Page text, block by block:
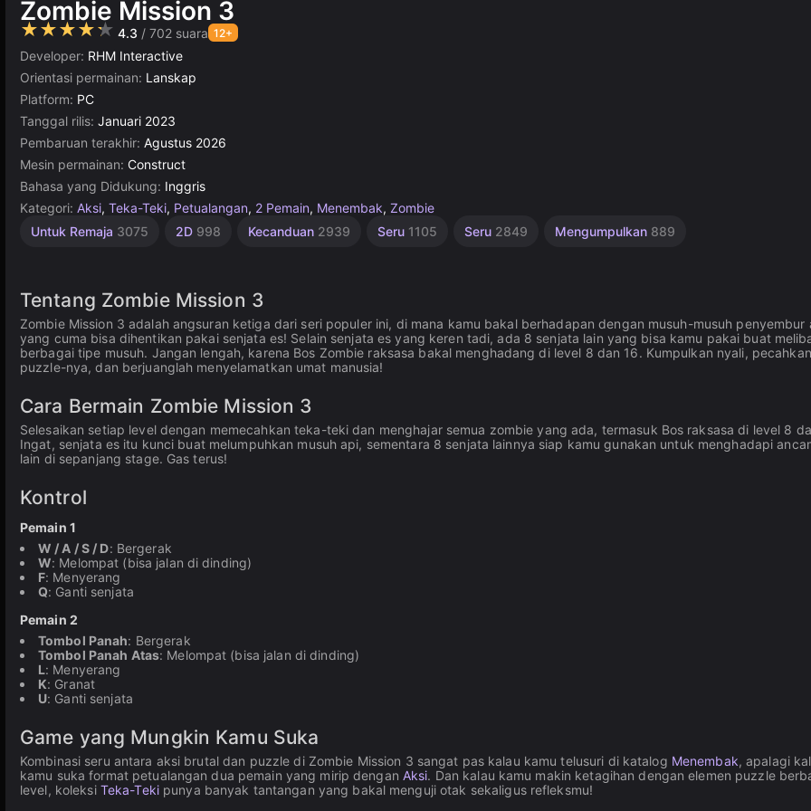
Zombie Mission 3
★★★★★ 4.3 / 702 suara 12+
Developer: RHM Interactive
Orientasi permainan: Lanskap
Platform: PC
Tanggal rilis: Januari 2023
Pembaruan terakhir: Agustus 2026
Mesin permainan: Construct
Bahasa yang Didukung: Inggris
Kategori: Aksi, Teka-Teki, Petualangan, 2 Pemain, Menembak, Zombie
Untuk Remaja 3075 2D 998 Kecanduan 2939 Seru 1105 Seru 2849 Mengumpulkan 889
Ketangkasan
Desktop
Indie
Matematika
Rekomendasi
Sederhana
Kartun
Konstruksi
2
Tentang Zombie Mission 3
Zombie Mission 3 adalah angsuran ketiga dari seri populer ini, di mana kamu bakal berhadapan dengan musuh-musuh penyembur
yang cuma bisa dihentikan pakai senjata es! Selain senjata es yang keren tadi, ada 8 senjata lain yang bisa kamu pakai buat
berbagai tipe musuh. Jangan lengah, karena Bos Zombie raksasa bakal menghadang di level 8 dan 16. Kumpulkan nyali, pecahkan
puzzle-nya, dan berjuanglah menyelamatkan umat manusia!
Cara Bermain Zombie Mission 3
Selesaikan setiap level dengan memecahkan teka-teki dan menghajar semua zombie yang ada, termasuk Bos raksasa di level 8
Ingat, senjata es itu kunci buat melumpuhkan musuh api, sementara 8 senjata lainnya siap kamu gunakan untuk menghadapi
lain di sepanjang stage. Gas terus!
Kontrol
Pemain 1
W / A / S / D: Bergerak
W: Melompat (bisa jalan di dinding)
F: Menyerang
Q: Ganti senjata
Pemain 2
Tombol Panah: Bergerak
Tombol Panah Atas: Melompat (bisa jalan di dinding)
L: Menyerang
K: Granat
U: Ganti senjata
Game yang Mungkin Kamu Suka
Kombinasi seru antara aksi brutal dan puzzle di Zombie Mission 3 sangat pas kalau kamu telusuri di katalog Menembak, apalagi
kamu suka format petualangan dua pemain yang mirip dengan Aksi. Dan kalau kamu makin ketagihan dengan elemen puzzle
level, koleksi Teka-Tekipunya banyak tantangan yang bakal menguji otak sekaligus refleksmu!